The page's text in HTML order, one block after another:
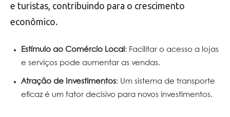
e turistas, contribuindo para o crescimento
econômico.
Estímulo ao Comércio Local : Facilitar o acesso a lojas
e serviços pode aumentar as vendas.
Atração de Investimentos: Um sistema de transporte
eficaz é um fator decisivo para novos investimentos.